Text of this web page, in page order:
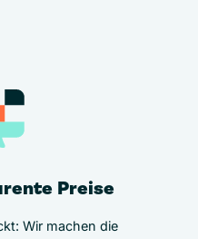
Preise
Wir machen die